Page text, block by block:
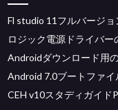
Fl studio 11フルバージ
ロジック電源ドライバー
Androidダウンロード用
Android 7.0ブートファ
CEH v10スタディガイド